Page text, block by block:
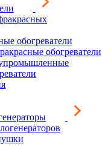
обогреватели
обогреватели